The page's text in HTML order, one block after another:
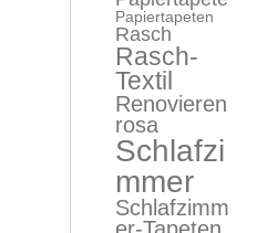
Papiertapeten
Rasch
Rasch-
Textil
Renovieren
rosa
Schlafzi
mmer
Schlafzimm